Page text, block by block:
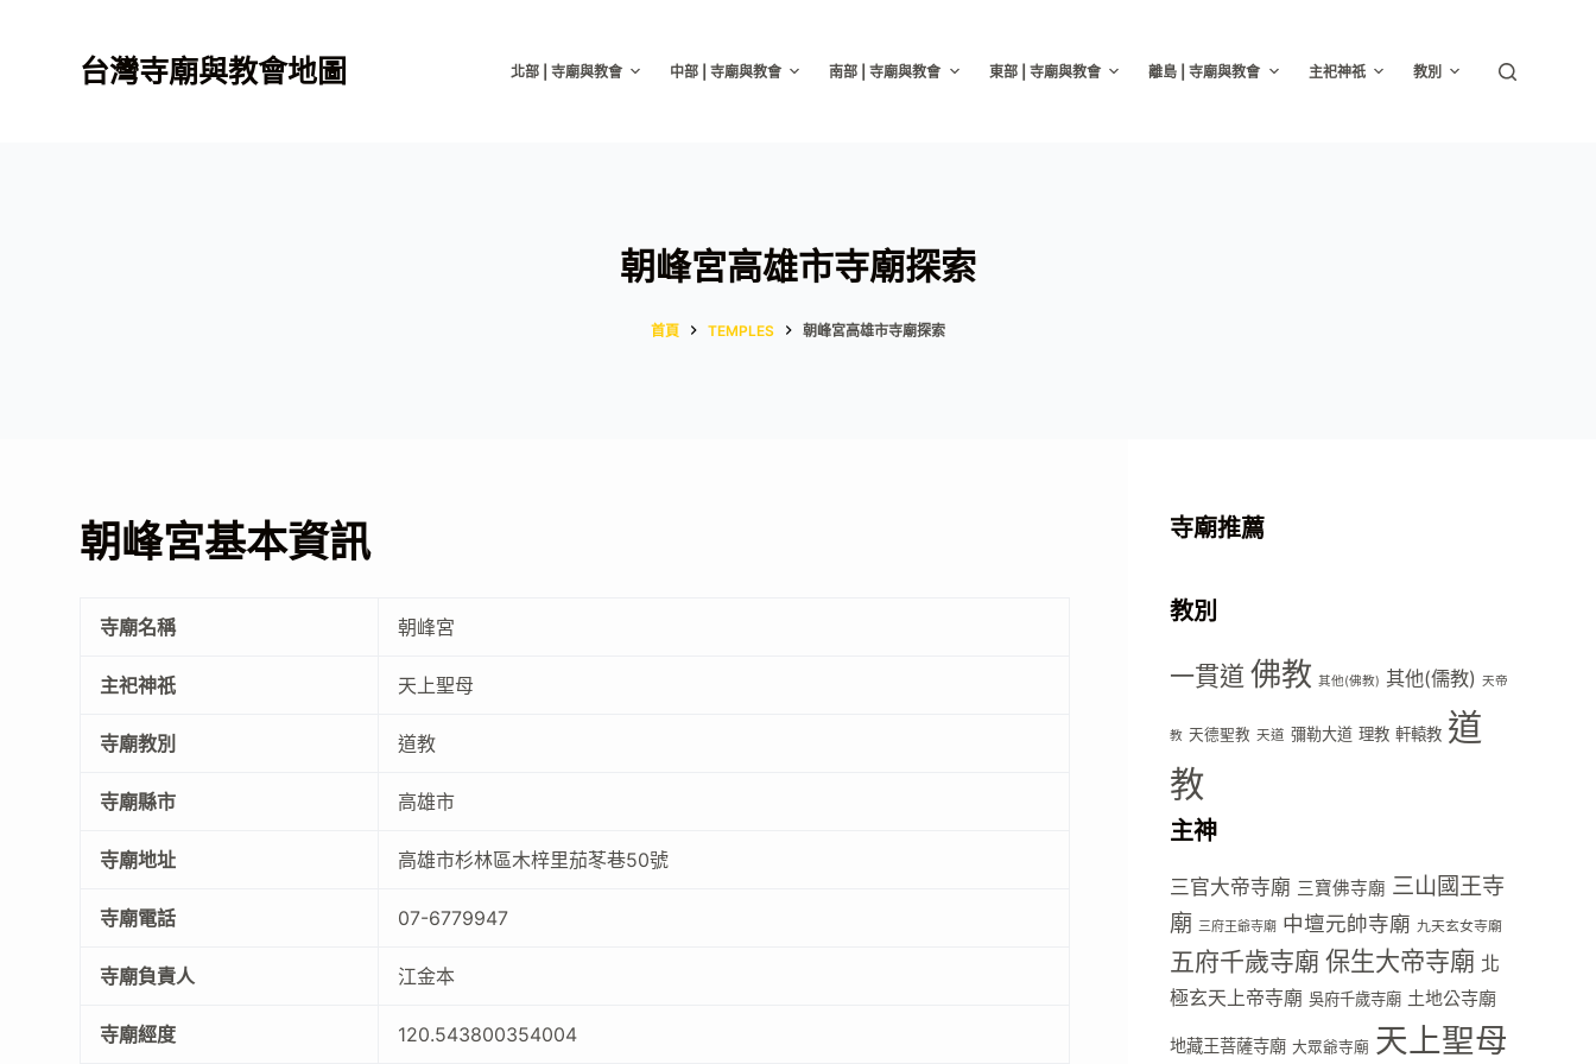
台灣寺廟與教會地圖 北部 | 寺廟與教會 中部 | 寺廟與教會 南部 | 寺廟與教會 東部 | 寺廟與教會 離島 | 寺廟與教會 主祀神祇 教別
朝峰宮高雄市寺廟探索
首頁 TEMPLES 朝峰宮高雄市寺廟探索
朝峰宮基本資訊
寺廟名稱 朝峰宮
主祀神祇 天上聖母
寺廟教別 道教
寺廟縣市 高雄市
寺廟地址 高雄市杉林區木梓里茄苳巷50號
寺廟電話 07-6779947
寺廟負責人 江金本
寺廟經度 120.543800354004
寺廟推薦
教別
一貫道 佛教 其他(佛教) 其他(儒教) 天帝
教 天德聖教 天道 彌勒大道 理教 軒轅教 道
教
主神
三官大帝寺廟 三寶佛寺廟 三山國王寺
廟 三府王爺寺廟 中壇元帥寺廟 九天玄女寺廟
五府千歲寺廟 保生大帝寺廟 北
極玄天上帝寺廟 吳府千歲寺廟 土地公寺廟
地藏王菩薩寺廟 大眾爺寺廟 天上聖母